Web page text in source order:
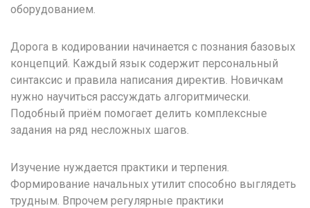
оборудованием.
Дорога в кодировании начинается с познания базовых
концепций. Каждый язык содержит персональный
синтаксис и правила написания директив. Новичкам
нужно научиться рассуждать алгоритмически.
Подобный приём помогает делить комплексные
задания на ряд несложных шагов.
Изучение нуждается практики и терпения.
Формирование начальных утилит способно выглядеть
трудным. Впрочем регулярные практики